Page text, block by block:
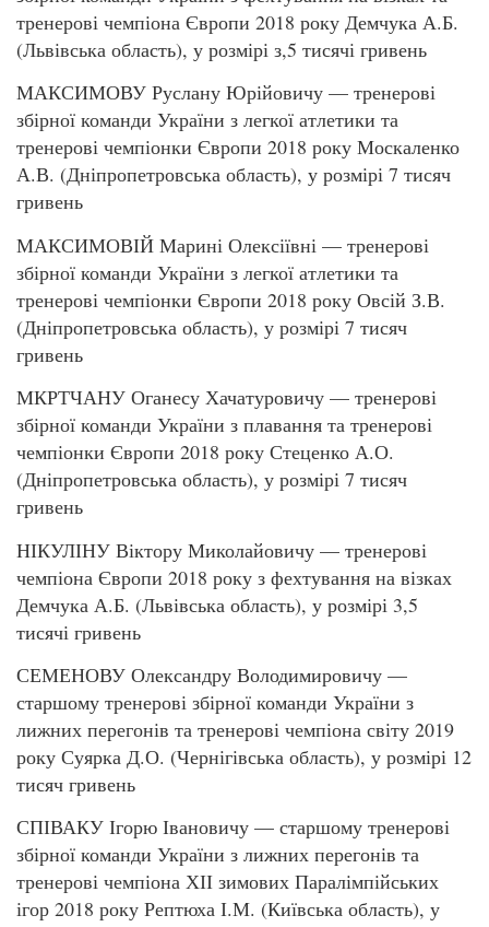
тренерові чемпіона Європи 2018 року Демчука А.Б.
(Львівська область), у розмірі з,5 тисячі гривень
МАКСИМОВУ Руслану Юрійовичу — тренерові
збірної команди України з легкої атлетики та
тренерові чемпіонки Європи 2018 року Москаленко
А.В. (Дніпропетровська область), у розмірі 7 тисяч
гривень
МАКСИМОВІЙ Марині Олексіївні — тренерові
збірної команди України з легкої атлетики та
тренерові чемпіонки Європи 2018 року Овсій З.В.
(Дніпропетровська область), у розмірі 7 тисяч
гривень
МКРТЧАНУ Оганесу Хачатуровичу — тренерові
збірної команди України з плавання та тренерові
чемпіонки Європи 2018 року Стеценко А.О.
(Дніпропетровська область), у розмірі 7 тисяч
гривень
НІКУЛІНУ Віктору Миколайовичу — тренерові
чемпіона Європи 2018 року з фехтування на візках
Демчука А.Б. (Львівська область), у розмірі 3,5
тисячі гривень
СЕМЕНОВУ Олександру Володимировичу —
старшому тренерові збірної команди України з
лижних перегонів та тренерові чемпіона світу 2019
року Суярка Д.О. (Чернігівська область), у розмірі 12
тисяч гривень
СПІВАКУ Ігорю Івановичу — старшому тренерові
збірної команди України з лижних перегонів та
тренерові чемпіона ХІІ зимових Паралімпійських
ігор 2018 року Рептюха І.М. (Київська область), у